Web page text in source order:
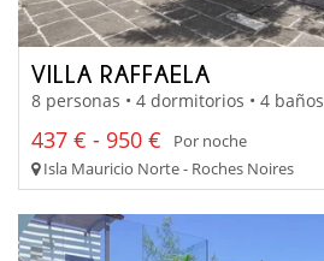
VILLA RAFFAELA
8 personas • 4 dormitorios • 4 baños
437 € - 950 €
Por noche
Isla Mauricio Norte - Roches Noires